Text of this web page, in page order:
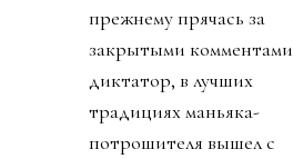
прежнему прячась за
закрытыми комментами
диктатор, в лучших
традициях маньяка-
потрошителя вышел с